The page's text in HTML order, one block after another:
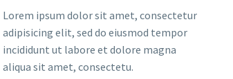
Lorem ipsum dolor sit amet, consectetur
adipisicing elit, sed do eiusmod tempor
incididunt ut labore et dolore magna
aliqua sit amet, consectetu.